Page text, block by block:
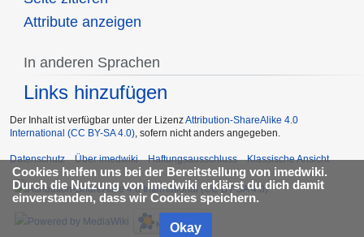
Cookies helfen uns bei der Bereitstellung von imedwiki.
Durch die Nutzung von imedwiki erklärst du dich damit
einverstanden, dass wir Cookies speichern.
Okay
Attribute anzeigen
In anderen Sprachen
Links hinzufügen
Der Inhalt ist verfügbar unter der LizenzAttribution-ShareAlike 4.0
International (CC BY-SA 4.0), sofern nicht anders angegeben.
Datenschutz Über imedwiki Haftungsausschluss Klassische Ansicht